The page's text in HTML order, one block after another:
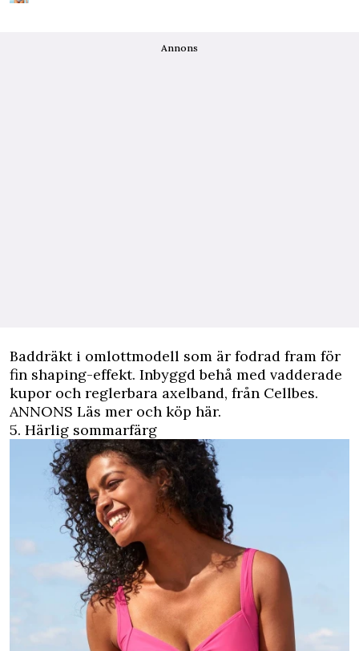
Annons
Baddräkt i omlottmodell som är fodrad fram för
fin shaping-effekt. Inbyggd behå med vadderade
kupor och reglerbara axelband, från Cellbes.
ANNONS Läs mer och köp här.
5. Härlig sommarfärg